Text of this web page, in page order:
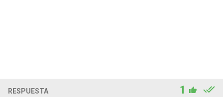
RESPUESTA 1